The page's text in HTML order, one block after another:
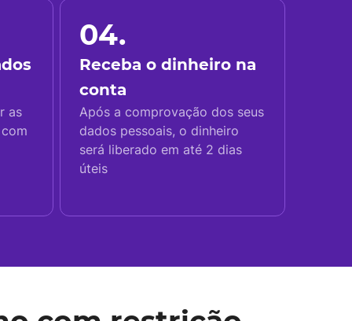
as
04.
Receba o dinheiro na
conta
Após a comprovação dos seus
dados pessoais, o dinheiro
será liberado em até 2 dias
úteis